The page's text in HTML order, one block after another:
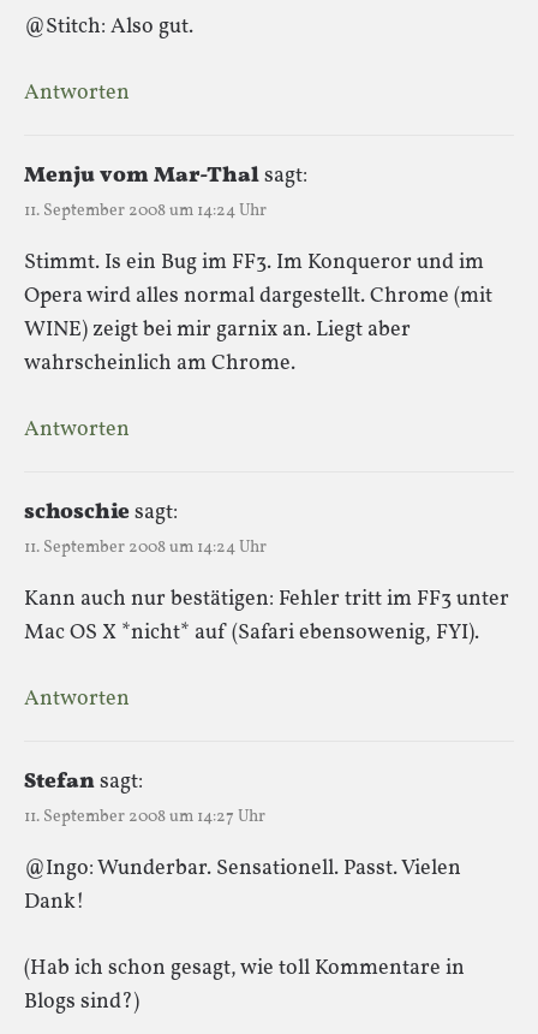
@Stitch: Also gut.
Antworten
Menju vom Mar-Thalsagt:
11. September 2008 um 14:24 Uhr
Stimmt. Is ein Bug im FF3. Im Konqueror und im
Opera wird alles normal dargestellt. Chrome (mit
WINE) zeigt bei mir garnix an. Liegt aber
wahrscheinlich am Chrome.
Antworten
schoschiesagt:
11. September 2008 um 14:24 Uhr
Kann auch nur bestätigen: Fehler tritt im FF3 unter
Mac OS X *nicht* auf (Safari ebensowenig, FYI).
Antworten
Stefansagt:
11. September 2008 um 14:27 Uhr
@Ingo: Wunderbar. Sensationell. Passt. Vielen
Dank!
(Hab ich schon gesagt, wie toll Kommentare in
Blogs sind?)